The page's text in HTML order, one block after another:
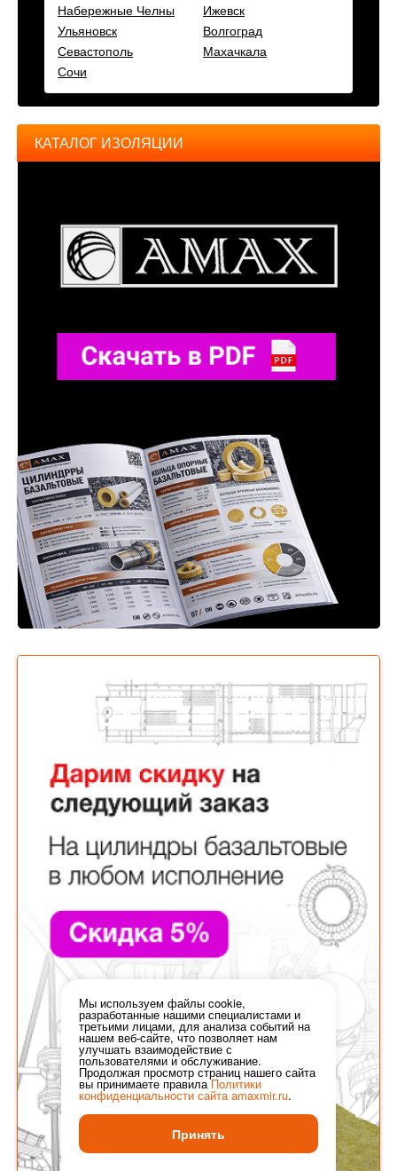
Набережные Челны
Ижевск
Ульяновск
Волгоград
Севастополь
Махачкала
Сочи
КАТАЛОГ ИЗОЛЯЦИИ
Мы используем файлы cookie,
разработанные нашими специалистами и
третьими лицами, для анализа событий на
нашем веб-сайте, что позволяет нам
улучшать взаимодействие с
пользователями и обслуживание.
Продолжая просмотр страниц нашего сайта
вы принимаете правилаПолитики
конфиденциальности сайта amaxmir.ru.
Принять